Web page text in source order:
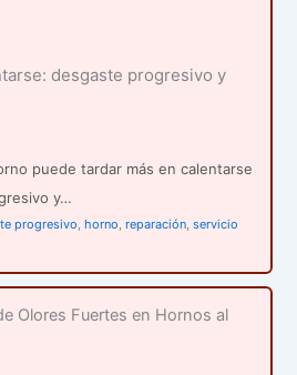
desgaste progresivo y
puede tardar más en calentarse
y…
progresivo ,horno ,reparación ,servicio